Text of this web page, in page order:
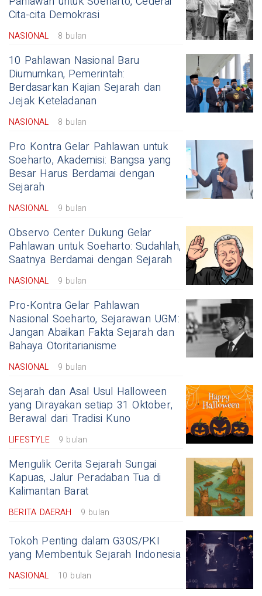
Cita-cita Demokrasi
NASIONAL 8 bulan
10 Pahlawan Nasional Baru
Diumumkan, Pemerintah:
Berdasarkan Kajian Sejarah dan
Jejak Keteladanan
NASIONAL 8 bulan
Pro Kontra Gelar Pahlawan untuk
Soeharto, Akademisi: Bangsa yang
Besar Harus Berdamai dengan
Sejarah
NASIONAL 9 bulan
Observo Center Dukung Gelar
Pahlawan untuk Soeharto: Sudahlah,
Saatnya Berdamai dengan Sejarah
NASIONAL 9 bulan
Pro-Kontra Gelar Pahlawan
Nasional Soeharto, Sejarawan UGM:
Jangan Abaikan Fakta Sejarah dan
Bahaya Otoritarianisme
NASIONAL 9 bulan
Sejarah dan Asal Usul Halloween
yang Dirayakan setiap 31 Oktober,
Berawal dari Tradisi Kuno
LIFESTYLE 9 bulan
Mengulik Cerita Sejarah Sungai
Kapuas, Jalur Peradaban Tua di
Kalimantan Barat
BERITA DAERAH 9 bulan
Tokoh Penting dalam G30S/PKI
yang Membentuk Sejarah Indonesia
NASIONAL 10 bulan